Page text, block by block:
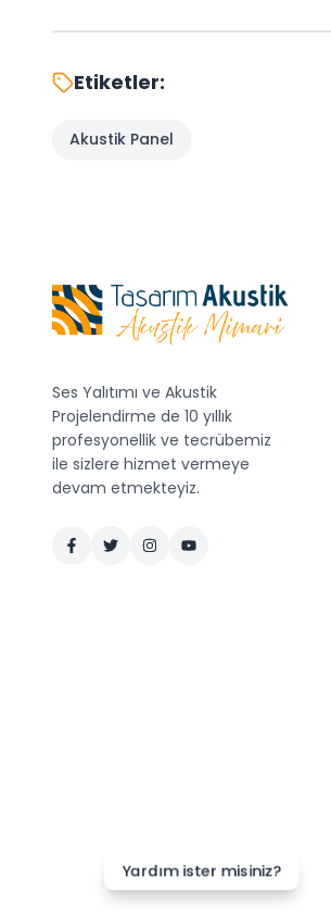
Etiketler:
Akustik Panel
Yardım ister misiniz?
Ses Yalıtımı ve Akustik
Projelendirme de 10 yıllık
profesyonellik ve tecrübemiz
ile sizlere hizmet vermeye
devam etmekteyiz.
Yardım ister misiniz?